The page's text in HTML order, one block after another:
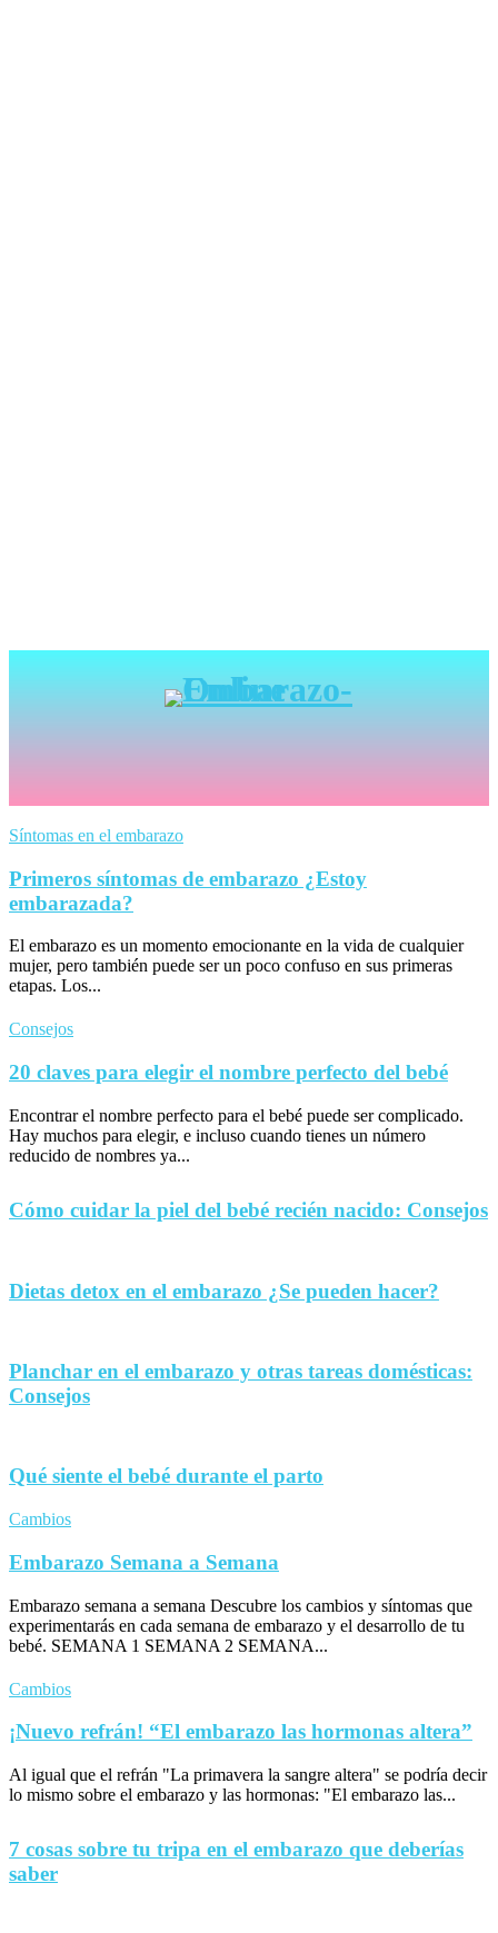
Síntomas en el embarazo
Primeros síntomas de embarazo ¿Estoy
embarazada?
El embarazo es un momento emocionante en la vida de cualquier
mujer, pero también puede ser un poco confuso en sus primeras
etapas. Los...
Consejos
20 claves para elegir el nombre perfecto del bebé
Encontrar el nombre perfecto para el bebé puede ser complicado.
Hay muchos para elegir, e incluso cuando tienes un número
reducido de nombres ya...
Cómo cuidar la piel del bebé recién nacido: Consejos
Dietas detox en el embarazo ¿Se pueden hacer?
Planchar en el embarazo y otras tareas domésticas:
Consejos
Qué siente el bebé durante el parto
Cambios
Embarazo Semana a Semana
Embarazo semana a semana Descubre los cambios y síntomas que
experimentarás en cada semana de embarazo y el desarrollo de tu
bebé. SEMANA 1 SEMANA 2 SEMANA...
Cambios
¡Nuevo refrán! “El embarazo las hormonas altera”
Al igual que el refrán "La primavera la sangre altera" se podría decir
lo mismo sobre el embarazo y las hormonas: "El embarazo las...
7 cosas sobre tu tripa en el embarazo que deberías
saber